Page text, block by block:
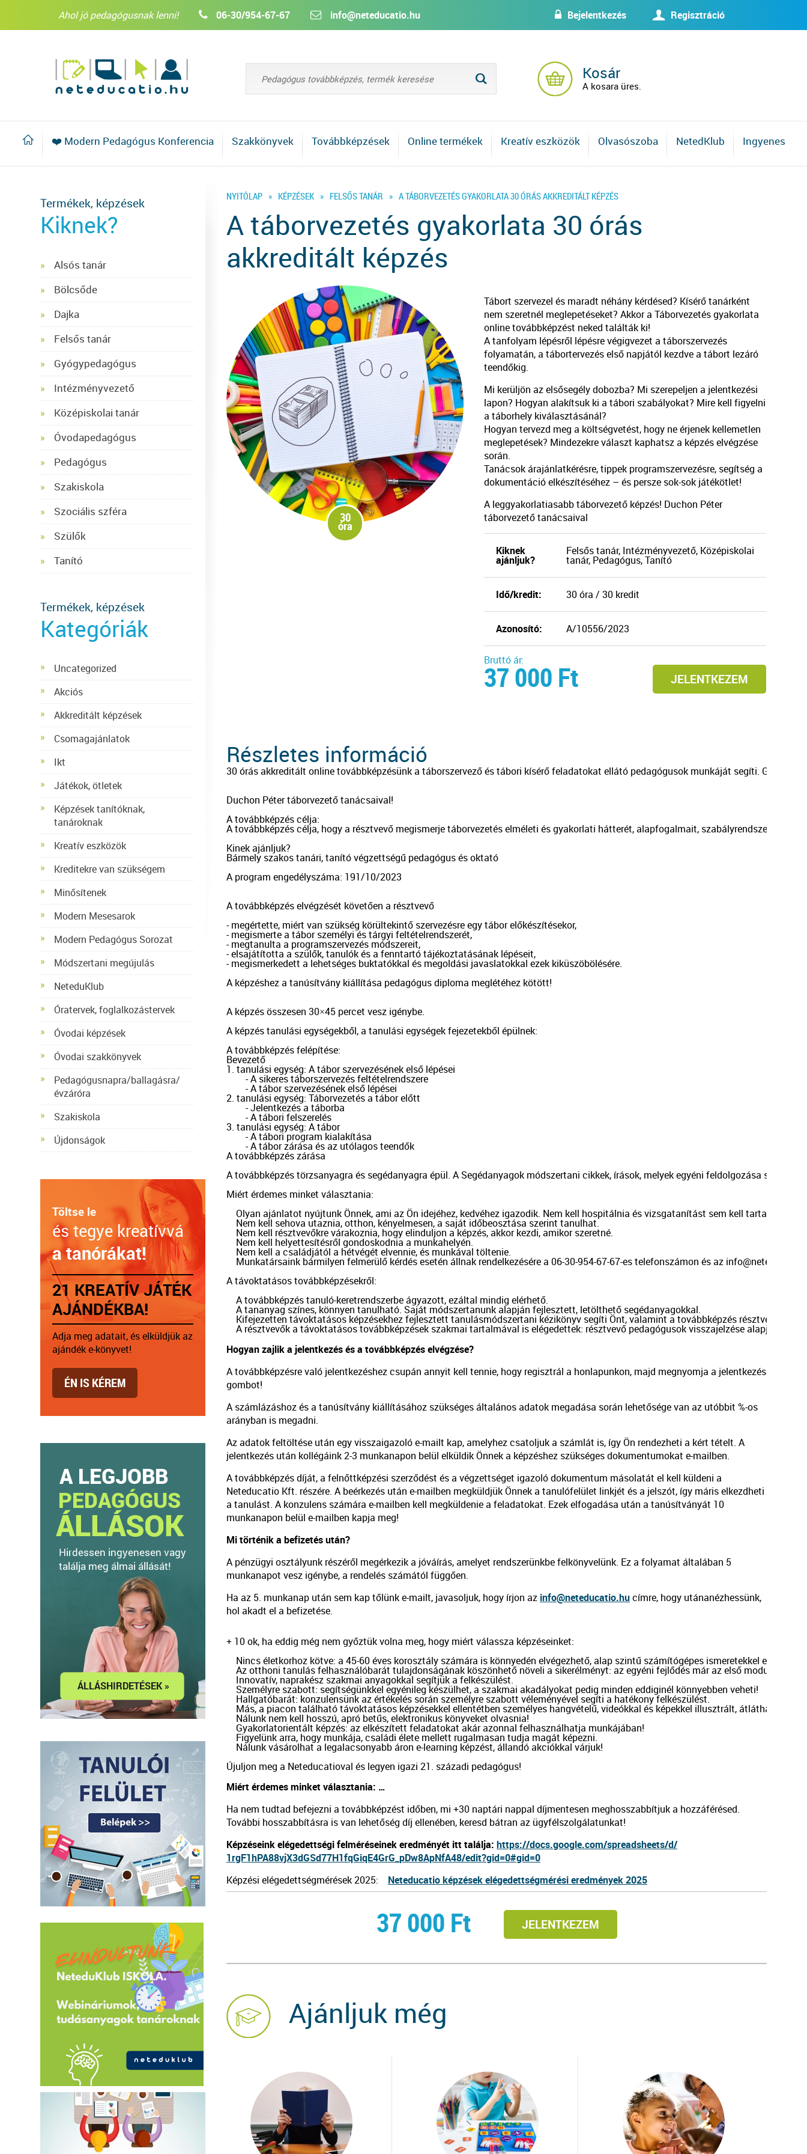
w Bejelentkezés U Regisztráció
Ahol jó pedagógusnak lenni! 06-30/954-67-67 info@neteducatio.hu
L Kosár
A kosara üres.
❤️ Modern Pedagógus Konferencia Szakkönyvek Továbbképzések Online termékek Kreatív eszközök Olvasószoba NetedKlub Ingyenes
NYITÓLAP » KÉPZÉSEK » FELSŐS TANÁR » A TÁBORVEZETÉS GYAKORLATA 30 ÓRÁS AKKREDITÁLT KÉPZÉS
A táborvezetés gyakorlata 30 órás
akkreditált képzés
30
óra
Tábort szervezel és maradt néhány kérdésed? Kísérő tanárként
nem szeretnél meglepetéseket? Akkor a Táborvezetés gyakorlata
online továbbképzést neked találták ki!
A tanfolyam lépésről lépésre végigvezet a táborszervezés
folyamatán, a tábortervezés első napjától kezdve a tábort lezáró
teendőkig.
Mi kerüljön az elsősegély dobozba? Mi szerepeljen a jelentkezési
lapon? Hogyan alakítsuk ki a tábori szabályokat? Mire kell figyelni
a táborhely kiválasztásánál?
Hogyan tervezd meg a költségvetést, hogy ne érjenek kellemetlen
meglepetések? Mindezekre választ kaphatsz a képzés elvégzése
során.
Tanácsok árajánlatkérésre, tippek programszervezésre, segítség a
dokumentáció elkészítéséhez – és persze sok-sok játékötlet!
A leggyakorlatiasabb táborvezető képzés! Duchon Péter
táborvezető tanácsaival
Kiknek
ajánljuk?
Felsős tanár, Intézményvezető, Középiskolai
tanár, Pedagógus, Tanító
Idő/kredit: 30 óra / 30 kredit
Azonosító: A/10556/2023
Bruttó ár:
37 000 Ft JELENTKEZEM
Részletes információ
30 órás akkreditált online továbbképzésünk a táborszervező és tábori kísérő feladatokat ellátó pedagógusok munkáját segíti.
Duchon Péter táborvezető tanácsaival!
A továbbképzés célja:
A továbbképzés célja, hogy a résztvevő megismerje táborvezetés elméleti és gyakorlati hátterét, alapfogalmait, szabályrendszerét és
Kinek ajánljuk?
Bármely szakos tanári, tanító végzettségű pedagógus és oktató
A program engedélyszáma: 191/10/2023
A továbbképzés elvégzését követően a résztvevő
- megértette, miért van szükség körültekintő szervezésre egy tábor előkészítésekor,
- megismerte a tábor személyi és tárgyi feltételrendszerét,
- megtanulta a programszervezés módszereit,
- elsajátította a szülők, tanulók és a fenntartó tájékoztatásának lépéseit,
- megismerkedett a lehetséges buktatókkal és megoldási javaslatokkal ezek kiküszöbölésére.
A képzéshez a tanúsítvány kiállítása pedagógus diploma meglétéhez kötött!
A képzés összesen 30×45 percet vesz igénybe.
A képzés tanulási egységekből, a tanulási egységek fejezetekből épülnek:
A továbbképzés felépítése:
Bevezető
1. tanulási egység: A tábor szervezésének első lépései
2. tanulási egység: Táborvezetés a tábor előtt
3. tanulási egység: A tábor
A továbbképzés zárása
A továbbképzés törzsanyagra és segédanyagra épül. A Segédanyagok módszertani cikkek, írások, melyek egyéni feldolgozása segíti
Miért érdemes minket választania:
    Olyan ajánlatot nyújtunk Önnek, ami az Ön idejéhez, kedvéhez igazodik. Nem kell hospitálnia és vizsgatanítást sem kell tartania.
    Nem kell sehova utaznia, otthon, kényelmesen, a saját időbeosztása szerint tanulhat.
    Nem kell résztvevőkre várakoznia, hogy elinduljon a képzés, akkor kezdi, amikor szeretné.
    Nem kell helyettesítésről gondoskodnia a munkahelyén.
    Nem kell a családjától a hétvégét elvennie, és munkával töltenie.
Munkatársaink bármilyen felmerülő kérdés esetén állnak rendelkezésére a 06-30-954-67-67-es telefonszámon és az
A távoktatásos továbbképzésekről:
    A továbbképzés tanuló-keretrendszerbe ágyazott, ezáltal mindig elérhető.
    A tananyag színes, könnyen tanulható. Saját módszertanunk alapján fejlesztett, letölthető segédanyagokkal.
Kifejezetten távoktatásos képzésekhez fejlesztett tanulásmódszertani kézikönyv segíti Önt, valamint a továbbképzés résztvevőivel
A résztvevők a távoktatásos továbbképzések szakmai tartalmával is elégedettek: résztvevő pedagógusok visszajelzése alapján
Hogyan zajlik a jelentkezés és a továbbképzés elvégzése?
A továbbképzésre való jelentkezéshez csupán annyit kell tennie, hogy regisztrál a honlapunkon, majd megnyomja a jelentkezés
gombot!
A számlázáshoz és a tanúsítvány kiállításához szükséges általános adatok megadása során lehetősége van az utóbbit %-os
arányban is megadni.
Az adatok feltöltése után egy visszaigazoló e-mailt kap, amelyhez csatoljuk a számlát is, így Ön rendezheti a kért tételt. A
jelentkezés után kollégáink 2-3 munkanapon belül elküldik Önnek a képzéshez szükséges dokumentumokat e-mailben.
A továbbképzés díját, a felnőttképzési szerződést és a végzettséget igazoló dokumentum másolatát el kell küldeni a
Neteducatio Kft. részére. A beérkezés után e-mailben megküldjük Önnek a tanulófelület linkjét és a jelszót, így máris elkezdheti
a tanulást. A konzulens számára e-mailben kell megküldenie a feladatokat. Ezek elfogadása után a tanúsítványát 10
munkanapon belül e-mailben kapja meg!
Mi történik a befizetés után?
A pénzügyi osztályunk részéről megérkezik a jóváírás, amelyet rendszerünkbe felkönyvelünk. Ez a folyamat általában 5
munkanapot vesz igénybe, a rendelés számától függően.
Ha az 5. munkanap után sem kap tőlünk e-mailt, javasoljuk, hogy írjon az info@neteducatio.hucímre, hogy utánanézhessünk,
hol akadt el a befizetése.
+ 10 ok, ha eddig még nem győztük volna meg, hogy miért válassza képzéseinket:
Nincs életkorhoz kötve: a 45-60 éves korosztály számára is könnyedén elvégezhető, alap szintű számítógépes ismeretekkel
Az otthoni tanulás felhasználóbarát tulajdonságának köszönhető növeli a sikerélményt: az egyéni fejlődés már az első modulok után
    Innovatív, naprakész szakmai anyagokkal segítjük a felkészülést.
    Személyre szabott: segítségünkkel egyénileg készülhet, a szakmai akadályokat pedig minden eddiginél könnyebben veheti!
    Hallgatóbarát: konzulensünk az értékelés során személyre szabott véleményével segíti a hatékony felkészülést.
Más, a piacon található távoktatásos képzésekkel ellentétben személyes hangvételű, videókkal és képekkel illusztrált, átlátható
    Nálunk nem kell hosszú, apró betűs, elektronikus könyveket olvasnia!
    Gyakorlatorientált képzés: az elkészített feladatokat akár azonnal felhasználhatja munkájában!
    Figyelünk arra, hogy munkája, családi élete mellett rugalmasan tudja magát képezni.
    Nálunk vásárolhat a legalacsonyabb áron e-learning képzést, állandó akciókkal várjuk!
Újuljon meg a Neteducatioval és legyen igazi 21. századi pedagógus!
Miért érdemes minket választania: …
Ha nem tudtad befejezni a továbbképzést időben, mi +30 naptári nappal díjmentesen meghosszabbítjuk a hozzáférésed.
További hosszabbításra is van lehetőség díj ellenében, keresd bátran az ügyfélszolgálatunkat!
Képzéseink elégedettségi felméréseinek eredményét itt találja: https://docs.google.com/spreadsheets/d/
1rgF1hPA88vjX3dGSd77H1fqGiqE4GrG_pDw8ApNfA48/edit?gid=0#gid=0
Képzési elégedettségmérések 2025:
Neteducatio képzések elégedettségmérési eredmények 2025
37 000 Ft JELENTKEZEM
Ajánljuk még
Termékek, képzések
Kiknek?
Alsós tanár
Bölcsőde
Dajka
Felsős tanár
Gyógypedagógus
Intézményvezető
Középiskolai tanár
Óvodapedagógus
Pedagógus
Szakiskola
Szociális szféra
Szülők
Tanító
Termékek, képzések
Kategóriák
Uncategorized
Akciós
Akkreditált képzések
Csomagajánlatok
Ikt
Játékok, ötletek
Képzések tanítóknak,
tanároknak
Kreatív eszközök
Kreditekre van szükségem
Minősítenek
Modern Mesesarok
Modern Pedagógus Sorozat
Módszertani megújulás
NeteduKlub
Óratervek, foglalkozástervek
Óvodai képzések
Óvodai szakkönyvek
Pedagógusnapra/ballagásra/
évzáróra
Szakiskola
Újdonságok
Töltse le
és tegye kreatívvá
a tanórákat!
21 KREATÍV JÁTÉK
AJÁNDÉKBA!
Adja meg adatait, és elküldjük az
ajándék e-könyvet!
ÉN IS KÉREM